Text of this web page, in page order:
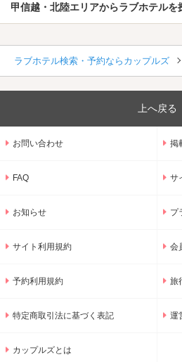
甲信越・北陸エリアからラブホテルを
ラブホテル検索・予約ならカップルズ
上へ戻る
お問い合わせ 掲
FAQ サ
お知らせ プ
サイト利用規約 会
予約利用規約 旅
特定商取引法に基づく表記 運
カップルズとは